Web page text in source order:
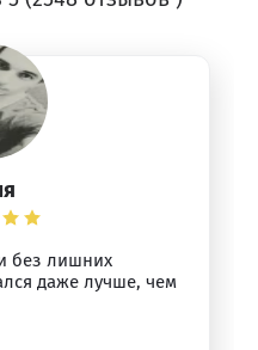
без лишних
даже лучше, чем